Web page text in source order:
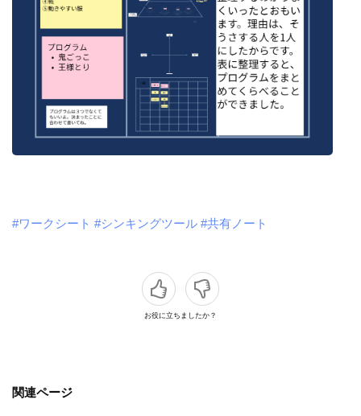
#ワークシート #シンキングツール #共有ノート
お役に立ちましたか？
関連ページ